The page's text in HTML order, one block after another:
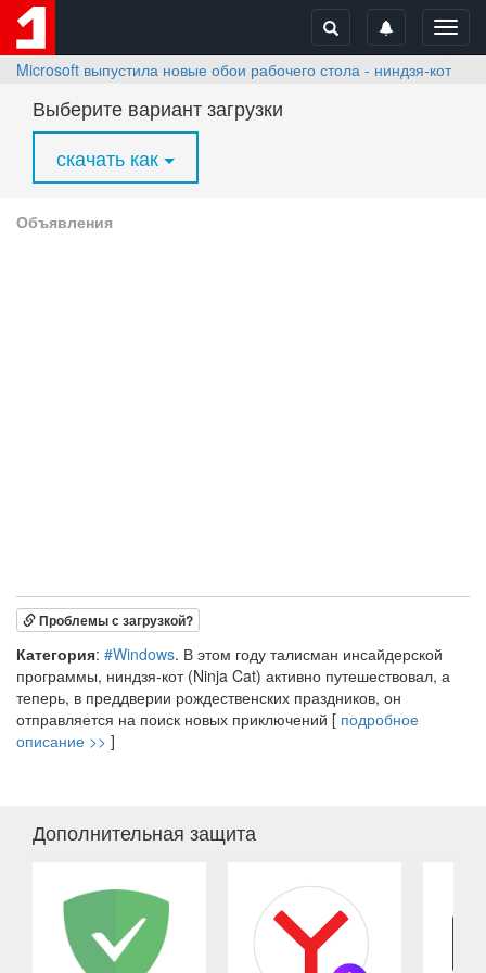
Microsoft выпустила новые обои рабочего стола - ниндзя-кот
Выберите вариант загрузки
скачать как
Объявления
Проблемы с загрузкой?
Категория: #Windows. В этом году талисман инсайдерской
программы, ниндзя-кот (Ninja Cat) активно путешествовал, а
теперь, в преддверии рождественских праздников, он
отправляется на поиск новых приключений [ подробное
описание >> ]
Дополнительная защита